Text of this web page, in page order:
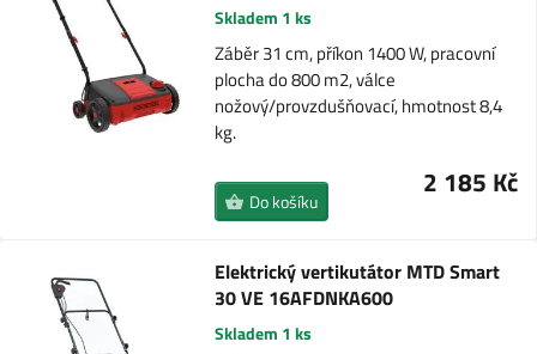
Skladem 1 ks
Záběr 31 cm, příkon 1400 W, pracovní
plocha do 800 m2, válce
nožový/provzdušňovací, hmotnost 8,4
kg.
2 185 Kč
Do košíku
Elektrický vertikutátor MTD Smart
30 VE 16AFDNKA600
Skladem 1 ks